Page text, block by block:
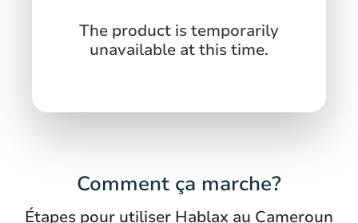
The product is temporarily
unavailable at this time.
Comment ça marche?
Étapes pour utiliser Hablax au Cameroun